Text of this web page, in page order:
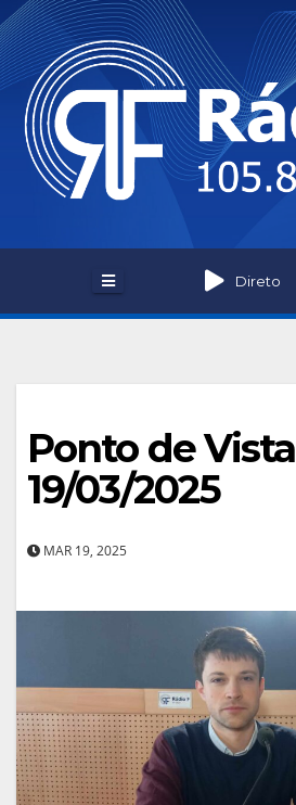
Skip
to
content
Direto
Ponto de Vista
19/03/2025
MAR 19, 2025